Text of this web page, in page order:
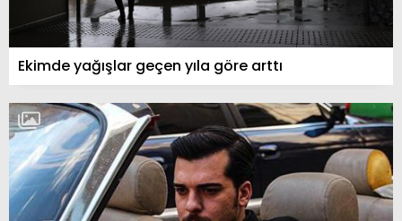
Ekimde yağışlar geçen yıla göre arttı